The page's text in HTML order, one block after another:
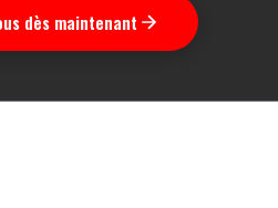
dès maintenant